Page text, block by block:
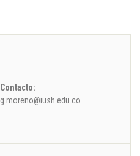
Contacto:
g.moreno@iush.edu.co